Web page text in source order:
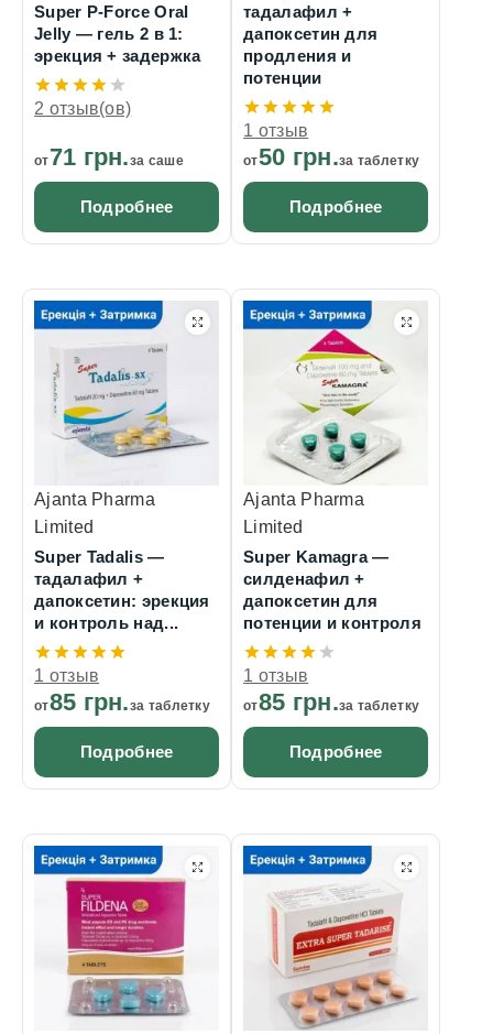
Super P-Force Oral
Jelly — гель 2 в 1:
эрекция + задержка
2 отзыв(ов)
от71 грн.за саше
Подробнее
тадалафил +
дапоксетин для
продления и
потенции
1 отзыв
от50 грн.за таблетку
Подробнее
Ajanta Pharma
Limited
Super Tadalis —
тадалафил +
дапоксетин: эрекция
и контроль над...
1 отзыв
от85 грн.за таблетку
Подробнее
Ajanta Pharma
Limited
Super Kamagra —
силденафил +
дапоксетин для
потенции и контроля
1 отзыв
от85 грн.за таблетку
Подробнее